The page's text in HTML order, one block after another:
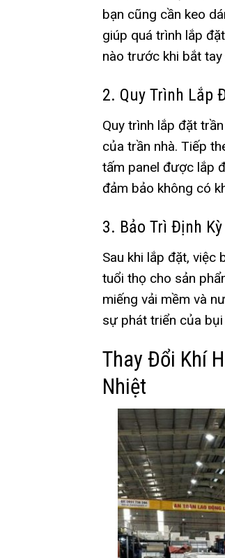
bạn cũng cần keo
giúp quá trình lắp
nào trước khi bắt
2. Quy Trình Lắp
Quy trình lắp đặt
của trần nhà. Tiếp
tấm panel được lắp
đảm bảo không có
3. Bảo Trì Định Kỳ
Sau khi lắp đặt, việc
tuổi thọ cho sản
miếng vải mềm và
sự phát triển của bụi
Thay Đổi Khí
Nhiệt